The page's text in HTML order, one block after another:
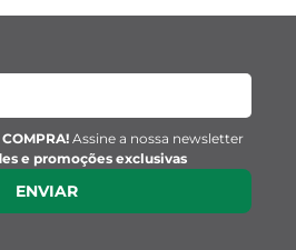
Assine a nossa newsletter
e promoções exclusivas
ENVIAR